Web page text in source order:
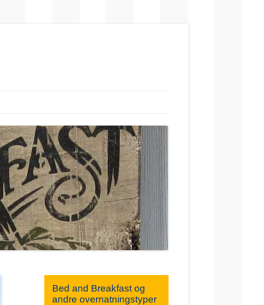
Bed and Breakfast og
andre overnatningstyper